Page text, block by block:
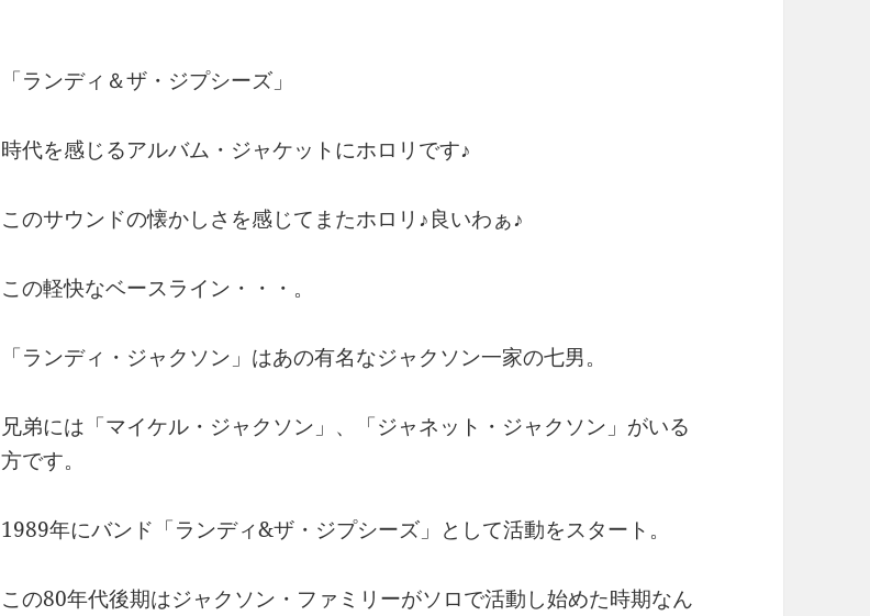
「ランディ＆ザ・ジプシーズ」
時代を感じるアルバム・ジャケットにホロリです♪
このサウンドの懐かしさを感じてまたホロリ♪良いわぁ♪
この軽快なベースライン・・・。
「ランディ・ジャクソン」はあの有名なジャクソン一家の七男。
兄弟には「マイケル・ジャクソン」、「ジャネット・ジャクソン」がいる
方です。
1989年にバンド「ランディ&ザ・ジプシーズ」として活動をスタート。
この80年代後期はジャクソン・ファミリーがソロで活動し始めた時期なん